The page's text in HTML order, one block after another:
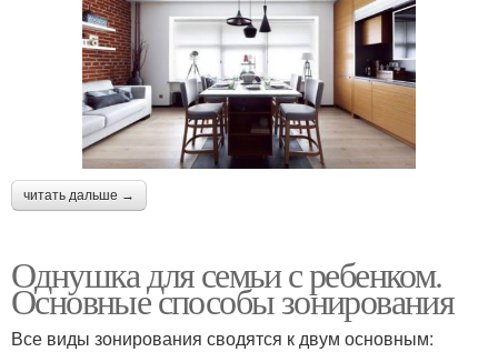
читать дальше →
Однушка для семьи с ребенком.
Основные способы зонирования
Все виды зонирования сводятся к двум основным: